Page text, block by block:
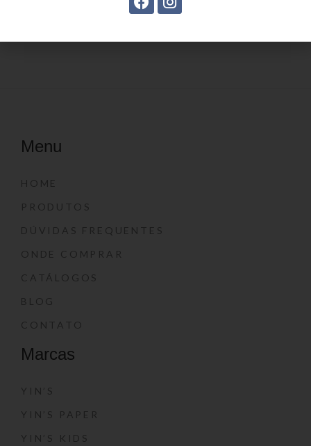
Menu
HOME
PRODUTOS
DÚVIDAS FREQUENTES
ONDE COMPRAR
CATÁLOGOS
BLOG
CONTATO
Marcas
YIN’S
YIN’S PAPER
YIN’S KIDS